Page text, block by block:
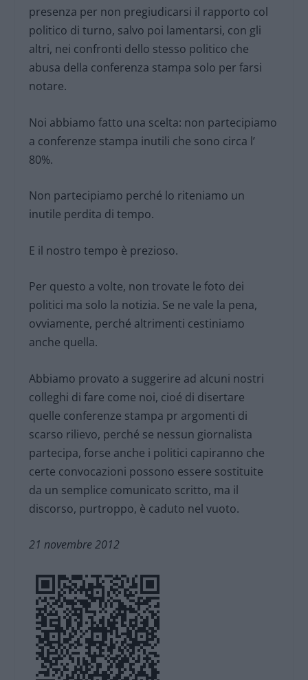
presenza per non pregiudicarsi il rapporto col
politico di turno, salvo poi lamentarsi, con gli
altri, nei confronti dello stesso politico che
abusa della conferenza stampa solo per farsi
notare.
Noi abbiamo fatto una scelta: non partecipiamo
a conferenze stampa inutili che sono circa l’
80%.
Non partecipiamo perché lo riteniamo un
inutile perdita di tempo.
E il nostro tempo è prezioso.
Per questo a volte, non trovate le foto dei
politici ma solo la notizia. Se ne vale la pena,
ovviamente, perché altrimenti cestiniamo
anche quella.
Abbiamo provato a suggerire ad alcuni nostri
colleghi di fare come noi, cioé di disertare
quelle conferenze stampa pr argomenti di
scarso rilievo, perché se nessun giornalista
partecipa, forse anche i politici capiranno che
certe convocazioni possono essere sostituite
da un semplice comunicato scritto, ma il
discorso, purtroppo, è caduto nel vuoto.
21 novembre 2012